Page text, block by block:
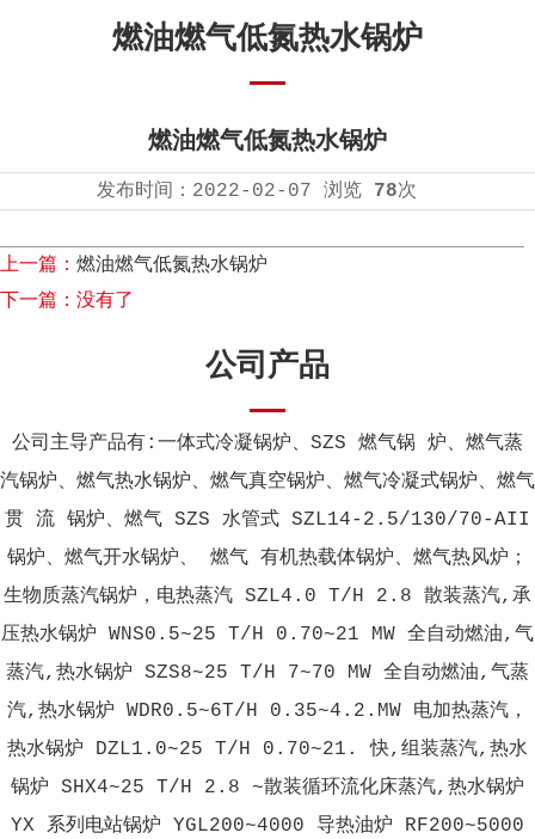
燃油燃气低氮热水锅炉
燃油燃气低氮热水锅炉
发布时间： 2022-02-07 浏览 78次
上一篇： 燃油燃气低氮热水锅炉
下一篇：没有了
公司产品
公司主导产品有:一体式冷凝锅炉、SZS 燃气锅 炉、燃气蒸
汽锅炉、燃气热水锅炉、燃气真空锅炉、燃气冷凝式锅炉、燃气
贯 流 锅炉、燃气 SZS 水管式 SZL14-2.5/130/70-AII
锅炉、燃气开水锅炉、 燃气 有机热载体锅炉、燃气热风炉；
生物质蒸汽锅炉，电热蒸汽 SZL4.0 T/H 2.8 散装蒸汽,承
压热水锅炉 WNS0.5~25 T/H 0.70~21 MW 全自动燃油,气
蒸汽,热水锅炉 SZS8~25 T/H 7~70 MW 全自动燃油,气蒸
汽,热水锅炉 WDR0.5~6T/H 0.35~4.2.MW 电加热蒸汽，
热水锅炉 DZL1.0~25 T/H 0.70~21. 快,组装蒸汽,热水
锅炉 SHX4~25 T/H 2.8 ~散装循环流化床蒸汽,热水锅炉
YX 系列电站锅炉 YGL200~4000 导热油炉 RF200~5000